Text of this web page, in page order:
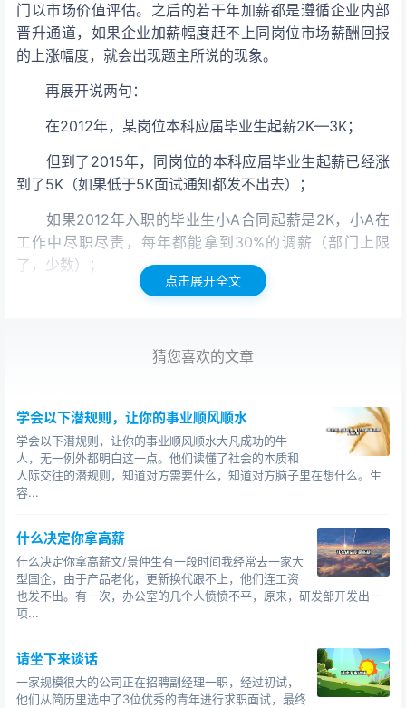
门以市场价值评估。之后的若干年加薪都是遵循企业内部
晋升通道，如果企业加薪幅度赶不上同岗位市场薪酬回报
的上涨幅度，就会出现题主所说的现象。
再展开说两句：
在2012年，某岗位本科应届毕业生起薪2K—3K；
但到了2015年，同岗位的本科应届毕业生起薪已经涨
到了5K（如果低于5K面试通知都发不出去）；
如果2012年入职的毕业生小A合同起薪是2K，小A在
工作中尽职尽责，每年都能拿到30%的调薪（部门上限
了，少数）；
那么3年后，小A的薪酬是4394/月
同时，新入职的员工小B是应届毕业生，起薪5K。
到的调薪上限已经是30%；
小A跳槽的话作为3年熟练员工起薪8K，有管理经验还
可以再上浮，这些信息对各方都是公开的，不存在信息不
对称；
但是，部门领导想将小A的薪酬从5K提升到8K将会面
对千山万水甚至要高层特批，而外面招一个与小A同资历甚
至不如小A的人，只要提一个招聘需求就好；
最终，小A还是走了，虽然部门领导极力挽留，但30%
之后，小C入职了，三年工作经验，虽然能力不如小
A，但起薪8K，市场价，童叟无欺；
点击展开全文
猜您喜欢的文章
学会以下潜规则，让你的事业顺风顺水
学会以下潜规则，让你的事业顺风顺水大凡成功的牛
人，无一例外都明白这一点。他们读懂了社会的本质和
人际交往的潜规则，知道对方需要什么，知道对方脑子里在想什么。生
容...
什么决定你拿高薪
什么决定你拿高薪文/景仲生有一段时间我经常去一家大
型国企，由于产品老化，更新换代跟不上，他们连工资
也发不出。有一次，办公室的几个人愤愤不平，原来，研发部开发出一
项...
请坐下来谈话
一家规模很大的公司正在招聘副经理一职，经过初试，
他们从简历里选中了3位优秀的青年进行求职面试，最终